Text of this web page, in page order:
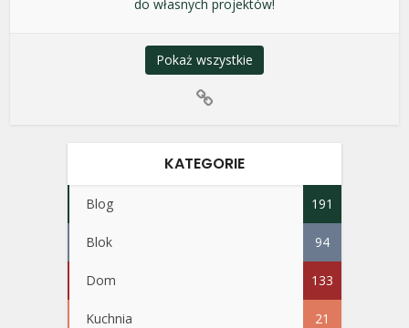
do własnych projektów!
Pokaż wszystkie
KATEGORIE
Blog 191
Blok 94
Dom 133
Kuchnia 21